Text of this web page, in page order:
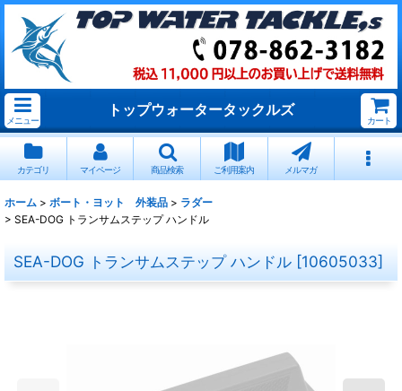
メニュー
トップウォータータックルズ
カート
カテゴリ マイページ 商品検索 ご利用案内 メルマガ
ホーム > ボート・ヨット 外装品 > ラダー
> SEA-DOG トランサムステップ ハンドル
SEA-DOG トランサムステップ ハンドル [10605033]